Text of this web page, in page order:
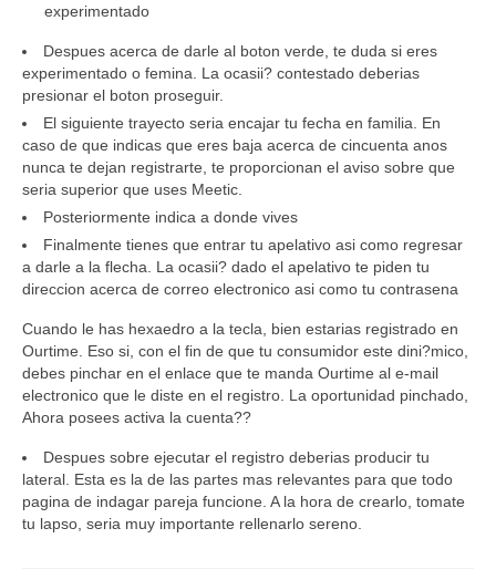
experimentado
Despues acerca de darle al boton verde, te duda si eres
experimentado o femina. La ocasii? contestado deberias
presionar el boton proseguir.
El siguiente trayecto seria encajar tu fecha en familia. En
caso de que indicas que eres baja acerca de cincuenta anos
nunca te dejan registrarte, te proporcionan el aviso sobre que
seri­a superior que uses Meetic.
Posteriormente indica a donde vives
Finalmente tienes que entrar tu apelativo asi­ como regresar
a darle a la flecha. La ocasii? dado el apelativo te piden tu
direccion acerca de correo electronico asi­ como tu contrasena
Cuando le has hexaedro a la tecla, bien estarias registrado en
Ourtime. Eso si, con el fin de que tu consumidor este dini?mico,
debes pinchar en el enlace que te manda Ourtime al e-mail
electronico que le diste en el registro. La oportunidad pinchado,
Ahora posees activa la cuenta??
Despues sobre ejecutar el registro deberias producir tu
lateral. Esta es la de las partes mas relevantes para que todo
pagina de indagar pareja funcione. A la hora de crearlo, tomate
tu lapso, seri­a muy importante rellenarlo sereno.